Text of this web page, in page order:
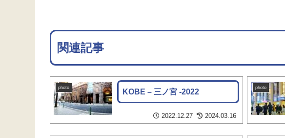
関連記事
photo KOBE – 三ノ宮 -2022
2022.12.27 2024.03.16
photo